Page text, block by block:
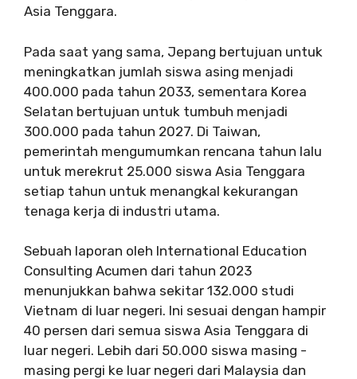
Asia Tenggara.
Pada saat yang sama, Jepang bertujuan untuk
meningkatkan jumlah siswa asing menjadi
400.000 pada tahun 2033, sementara Korea
Selatan bertujuan untuk tumbuh menjadi
300.000 pada tahun 2027. Di Taiwan,
pemerintah mengumumkan rencana tahun lalu
untuk merekrut 25.000 siswa Asia Tenggara
setiap tahun untuk menangkal kekurangan
tenaga kerja di industri utama.
Sebuah laporan oleh International Education
Consulting Acumen dari tahun 2023
menunjukkan bahwa sekitar 132.000 studi
Vietnam di luar negeri. Ini sesuai dengan hampir
40 persen dari semua siswa Asia Tenggara di
luar negeri. Lebih dari 50.000 siswa masing -
masing pergi ke luar negeri dari Malaysia dan